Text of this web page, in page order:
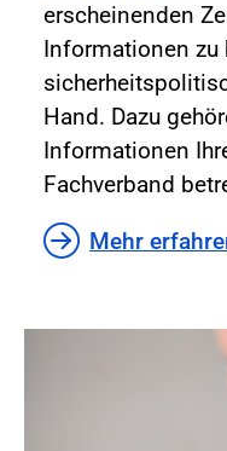
erscheinenden
Informationen zu
Hand. Dazu
Informationen
Fachverband
Mehr